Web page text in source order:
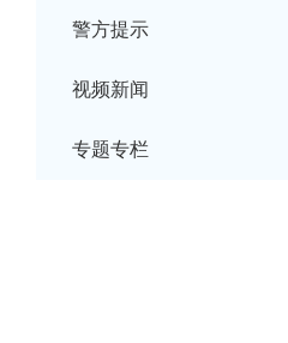
警方提示
视频新闻
专题专栏